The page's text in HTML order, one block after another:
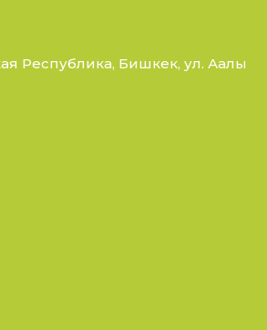
Республика, Бишкек, ул. Аалы